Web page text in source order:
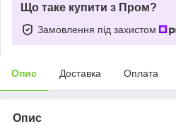
Що таке купити з Пром?
Замовлення під захистом
Опис Доставка Оплата
Опис